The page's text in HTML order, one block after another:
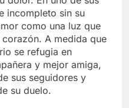
incompleto sin su
como una luz que
A medida que
se refugia en
y mejor amiga,
sus seguidores y
su duelo.